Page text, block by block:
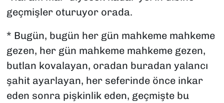
geçmişler oturuyor orada.
* Bugün, bugün her gün mahkeme mahkeme
gezen, her gün mahkeme mahkeme gezen,
butlan kovalayan, oradan buradan yalancı
şahit ayarlayan, her seferinde önce inkar
eden sonra pişkinlik eden, geçmişte bu